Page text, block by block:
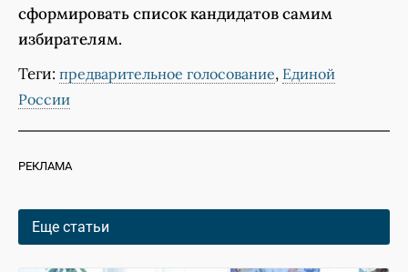
сформировать список кандидатов самим
избирателям.
Теги: предварительное голосование, Единой
России
РЕКЛАМА
Еще статьи